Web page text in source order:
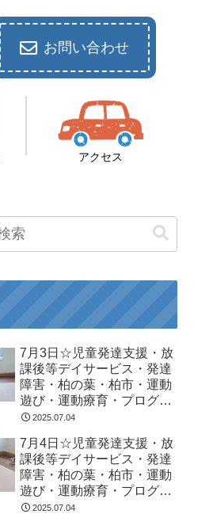
お問い合わせ
アクセス
7月3日☆児童発達支援・放
課後等デイサービス・発達
障害・柏の葉・柏市・運動
遊び・運動療育・プログラ
ム・楽しい療育
2025.07.04
7月4日☆児童発達支援・放
課後等デイサービス・発達
障害・柏の葉・柏市・運動
遊び・運動療育・プログラ
ム・楽しい療育
2025.07.04